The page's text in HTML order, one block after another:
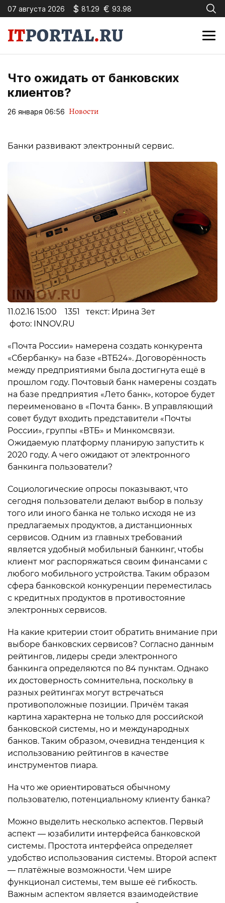
07 августа 2026 $ 81.29 € 93.98
Что ожидать от банковских
клиентов?
26 января 06:56 Новости
Банки развивают электронный сервис.
11.02.16 15:00 1351 текст: Ирина Зет
фото: INNOV.RU
«Почта России» намерена создать конкурента
«Сбербанку» на базе «ВТБ24». Договорённость
между предприятиями была достигнута ещё в
прошлом году. Почтовый банк намерены создать
на базе предприятия «Лето банк», которое будет
переименовано в «Почта банк». В управляющий
совет будут входить представители «Почты
России», группы «ВТБ» и Минкомсвязи.
Ожидаемую платформу планирую запустить к
2020 году. А чего ожидают от электронного
банкинга пользователи?
Социологические опросы показывают, что
сегодня пользователи делают выбор в пользу
того или иного банка не только исходя не из
предлагаемых продуктов, а дистанционных
сервисов. Одним из главных требований
является удобный мобильный банкинг, чтобы
клиент мог распоряжаться своим финансами с
любого мобильного устройства. Таким образом
сфера банковской конкуренции переместилась
с кредитных продуктов в противостояние
электронных сервисов.
На какие критерии стоит обратить внимание при
выборе банковских сервисов? Согласно данным
рейтингов, лидеры среди электронного
банкинга определяются по 84 пунктам. Однако
их достоверность сомнительна, поскольку в
разных рейтингах могут встречаться
противоположные позиции. Причём такая
картина характерна не только для российской
банковской системы, но и международных
банков. Таким образом, очевидна тенденция к
использованию рейтингов в качестве
инструментов пиара.
На что же ориентироваться обычному
пользователю, потенциальному клиенту банка?
Можно выделить несколько аспектов. Первый
аспект — юзабилити интерфейса банковской
системы. Простота интерфейса определяет
удобство использования системы. Второй аспект
— платёжные возможности. Чем шире
функционал системы, тем выше её гибкость.
Важным аспектом является взаимодействие